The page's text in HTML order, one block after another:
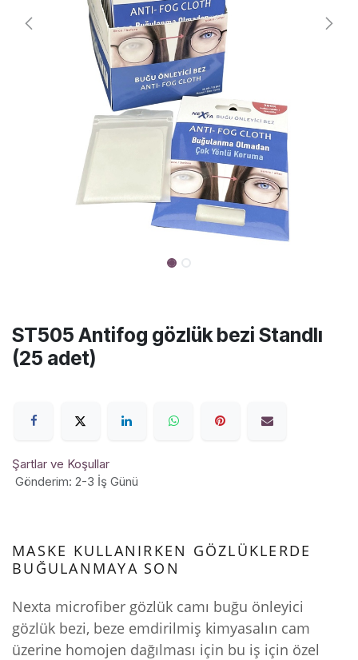
ST505 Antifog gözlük bezi Standlı
(25 adet)
Şartlar ve Koşullar
Gönderim: 2-3 İş Günü
MASKE KULLANIRKEN GÖZLÜKLERDE
BUĞULANMAYA SON
Nexta microfiber gözlük camı buğu önleyici
gözlük bezi, beze emdirilmiş kimyasalın cam
üzerine homojen dağılması için bu iş için özel